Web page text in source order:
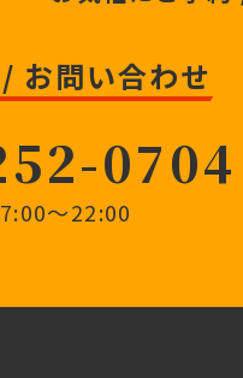
お問い合わせ
0704
〜22:00